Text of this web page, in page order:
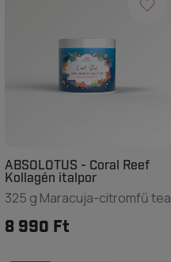
ABSOLOTUS - Coral Reef
Kollagén italpor
325 g Maracuja-citromfű tea
8 990 Ft